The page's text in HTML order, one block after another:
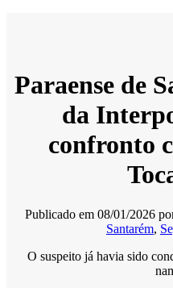
Paraense de
da
confronto
Publicado em 08/01/2026
Santarém,
O suspeito já havia sido